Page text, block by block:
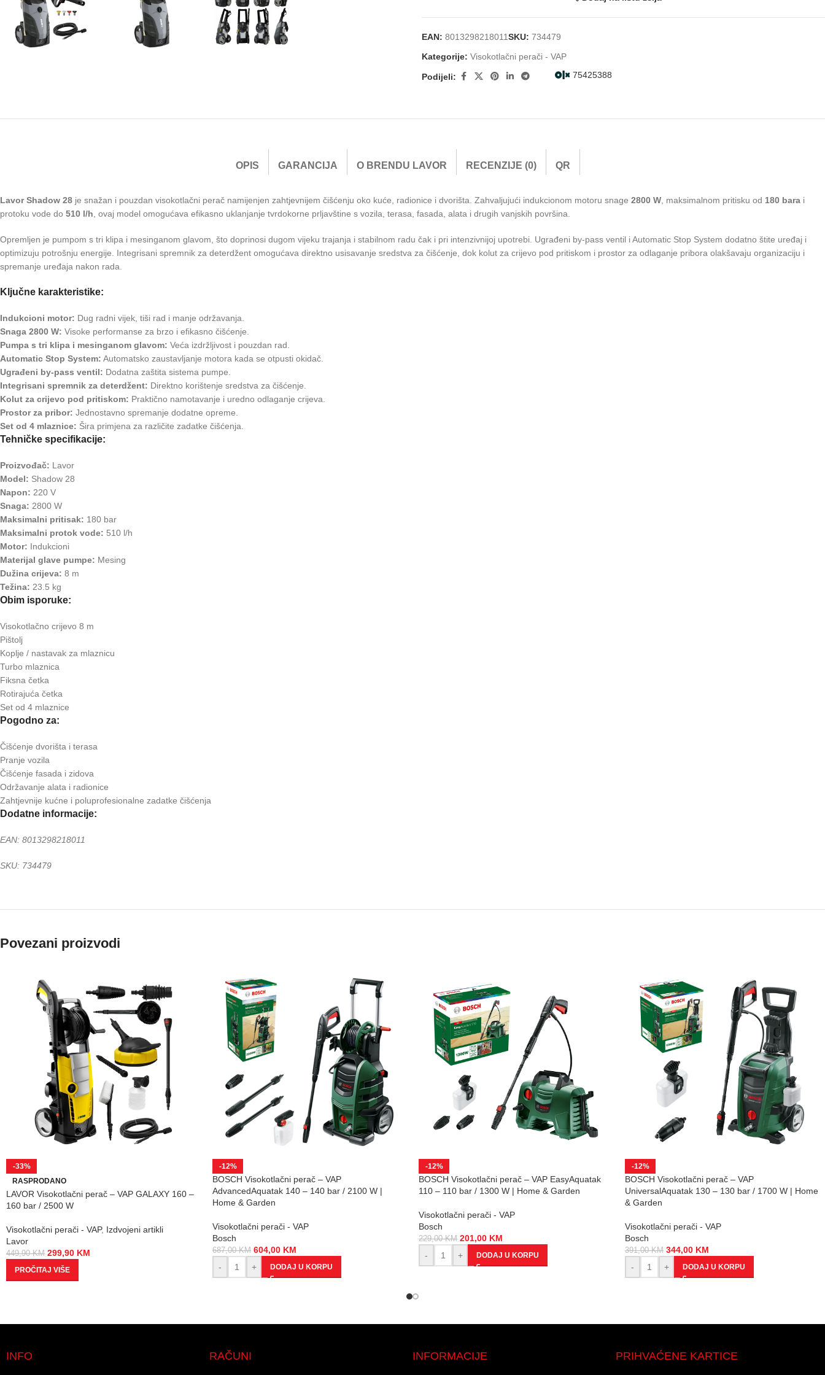
EAN: 8013298218011SKU: 734479
Kategorije: Visokotlačni perači - VAP
75425388
Podijeli:
OPIS GARANCIJA O BRENDU LAVOR RECENZIJE (0) QR
Lavor Shadow 28 je snažan i pouzdan visokotlačni perač namijenjen zahtjevnijem čišćenju oko kuće, radionice i dvorišta. Zahvaljujući indukcionom motoru snage 2800 W , maksimalnom pritisku od 180 bara i
protoku vode do 510 l/h , ovaj model omogućava efikasno uklanjanje tvrdokorne prljavštine s vozila, terasa, fasada, alata i drugih vanjskih površina.
Opremljen je pumpom s tri klipa i mesinganom glavom, što doprinosi dugom vijeku trajanja i stabilnom radu čak i pri intenzivnijoj upotrebi. Ugrađeni by-pass ventil i Automatic Stop System dodatno štite uređaj i
optimizuju potrošnju energije. Integrisani spremnik za deterdžent omogućava direktno usisavanje sredstva za čišćenje, dok kolut za crijevo pod pritiskom i prostor za odlaganje pribora olakšavaju organizaciju i
spremanje uređaja nakon rada.
Ključne karakteristike:
Indukcioni motor: Dug radni vijek, tiši rad i manje održavanja.
Snaga 2800 W: Visoke performanse za brzo i efikasno čišćenje.
Pumpa s tri klipa i mesinganom glavom: Veća izdržljivost i pouzdan rad.
Automatic Stop System: Automatsko zaustavljanje motora kada se otpusti okidač.
Ugrađeni by-pass ventil: Dodatna zaštita sistema pumpe.
Integrisani spremnik za deterdžent: Direktno korištenje sredstva za čišćenje.
Kolut za crijevo pod pritiskom: Praktično namotavanje i uredno odlaganje crijeva.
Prostor za pribor: Jednostavno spremanje dodatne opreme.
Set od 4 mlaznice: Šira primjena za različite zadatke čišćenja.
Tehničke specifikacije:
Proizvođač: Lavor
Model: Shadow 28
Napon: 220 V
Snaga: 2800 W
Maksimalni pritisak: 180 bar
Maksimalni protok vode: 510 l/h
Motor: Indukcioni
Materijal glave pumpe: Mesing
Dužina crijeva: 8 m
Težina: 23.5 kg
Obim isporuke:
Visokotlačno crijevo 8 m
Pištolj
Koplje / nastavak za mlaznicu
Turbo mlaznica
Fiksna četka
Rotirajuća četka
Set od 4 mlaznice
Pogodno za:
Čišćenje dvorišta i terasa
Pranje vozila
Čišćenje fasada i zidova
Održavanje alata i radionice
Zahtjevnije kućne i poluprofesionalne zadatke čišćenja
Dodatne informacije:
EAN: 8013298218011
SKU: 734479
Povezani proizvodi
-33%
RASPRODANO
LAVOR Visokotlačni perač – VAP GALAXY 160 –
160 bar / 2500 W
Visokotlačni perači - VAP, Izdvojeni artikli
Lavor
449,90KM 299,90 KM
PROČITAJ VIŠE
-12%
BOSCH Visokotlačni perač – VAP
AdvancedAquatak 140 – 140 bar / 2100 W |
Home & Garden
Visokotlačni perači - VAP
Bosch
687,00KM 604,00 KM
-
+ DODAJ U KORPU
-12%
BOSCH Visokotlačni perač – VAP EasyAquatak
110 – 110 bar / 1300 W | Home & Garden
Visokotlačni perači - VAP
Bosch
229,00KM 201,00 KM
-
+ DODAJ U KORPU
-12%
BOSCH Visokotlačni perač – VAP
UniversalAquatak 130 – 130 bar / 1700 W | Home
& Garden
Visokotlačni perači - VAP
Bosch
391,00KM 344,00 KM
-
+ DODAJ U KORPU
INFO RAČUNI INFORMACIJE PRIHVAĆENE KARTICE